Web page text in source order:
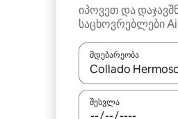
იპოვეთ და
საცხოვრებლები
მდებარეობა
როცა შედეგები
შესვლა